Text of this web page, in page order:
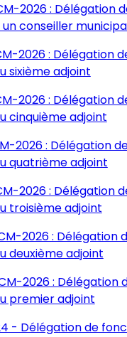
2026 : Délégation
conseiller
2026 : Délégation
sixième adjoint
2026 : Délégation
cinquième adjoint
2026 : Délégation
quatrième adjoint
2026 : Délégation
troisième adjoint
2026 : Délégation
deuxième adjoint
2026 : Délégation
premier adjoint
- Délégation de